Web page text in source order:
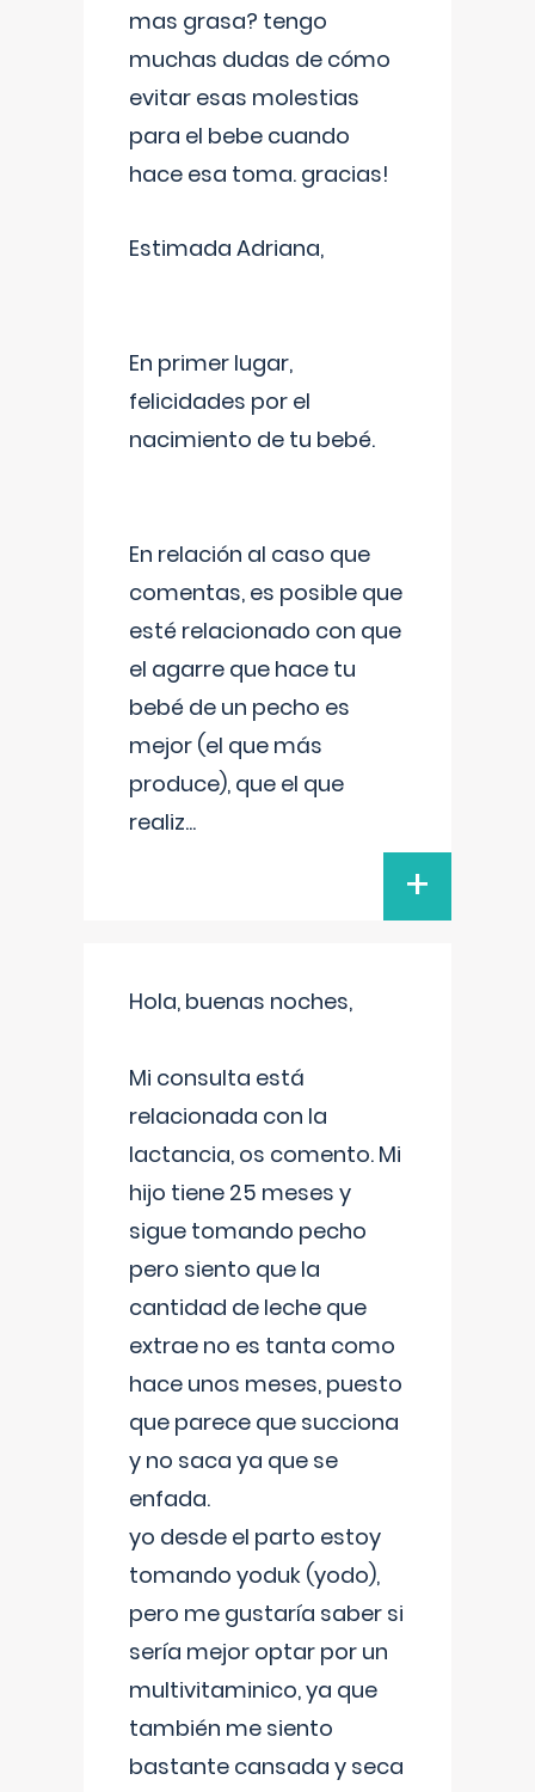
mas grasa? tengo
muchas dudas de cómo
evitar esas molestias
para el bebe cuando
hace esa toma. gracias!
Estimada Adriana,
En primer lugar,
felicidades por el
nacimiento de tu bebé.
En relación al caso que
comentas, es posible que
esté relacionado con que
el agarre que hace tu
bebé de un pecho es
mejor (el que más
produce), que el que
realiz...
+
Hola, buenas noches,
Mi consulta está
relacionada con la
lactancia, os comento. Mi
hijo tiene 25 meses y
sigue tomando pecho
pero siento que la
cantidad de leche que
extrae no es tanta como
hace unos meses, puesto
que parece que succiona
y no saca ya que se
enfada.
yo desde el parto estoy
tomando yoduk (yodo),
pero me gustaría saber si
sería mejor optar por un
multivitaminico, ya que
también me siento
bastante cansada y seca